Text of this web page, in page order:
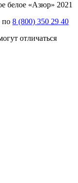
белое «Азюр» 2021
по 8 (800) 350 29 40
отличаться